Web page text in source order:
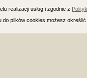
realizacji usług i zgodnie z
do plików cookies możesz